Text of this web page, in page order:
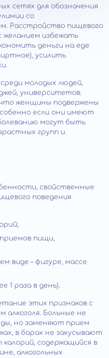
сетях для обозначения
со
Расстройство пищевого
желанием избежать
деньги на еде
усилить
молодых людей,
университетов.
женщины подвержены
если они имеют
могут быть
групп и
свойственные
поведения
пищи,
виде – фигуре, массе
1 раза в день).
этих признаков с
Больные не
но заменяют прием
в барах не закусывают
содержащийся в
алкогольных